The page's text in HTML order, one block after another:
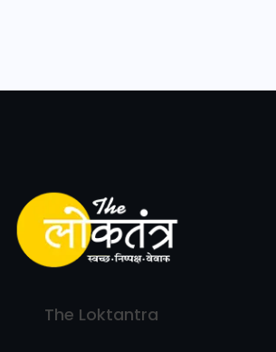
The Loktantra